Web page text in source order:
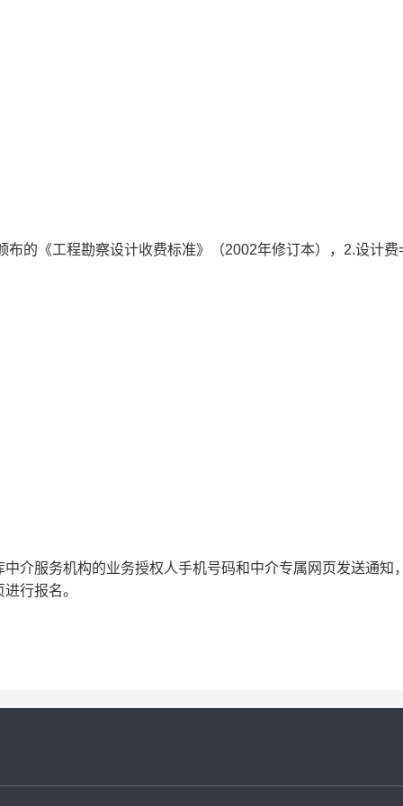
的《工程勘察设计收费标准》（2002年修订本），2.设计费
介服务机构的业务授权人手机号码和中介专属网页发送通知
行报名。